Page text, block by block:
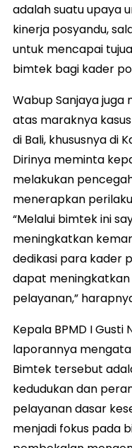
adalah suatu upaya
kinerja posyandu,
untuk mencapai
bimtek bagi kader
Wabup Sanjaya
atas maraknya
di Bali, khususnya di
Dirinya meminta
melakukan
menerapkan
“Melalui bimtek ini
meningkatkan
dedikasi para kader
dapat
pelayanan,”
Kepala BPMD I Gusti
laporannya
Bimtek tersebut
kedudukan dan
pelayanan dasar
menjadi fokus pada